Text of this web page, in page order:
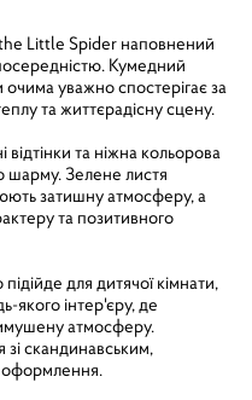
Little Spider наповнений
Кумедний
уважно спостерігає за
та життєрадісну сцену.
та ніжна кольорова
шарму. Зелене листя
затишну атмосферу, а
та позитивного
для дитячої кімнати,
якого інтер'єру, де
атмосферу.
зі скандинавським,
оформлення.